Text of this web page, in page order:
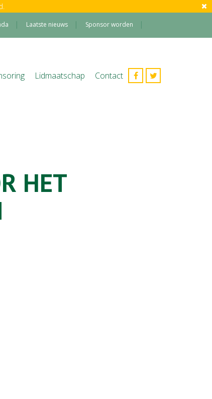
Laatste nieuws Sponsor worden
Lidmaatschap Contact
HET